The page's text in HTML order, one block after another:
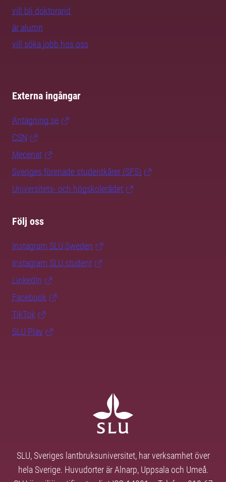
vill bli doktorand
är alumn
vill söka jobb hos oss
Externa ingångar
Antagning.se
CSN
Mecenat
Sveriges förenade studentkårer (SFS)
Universitets- och högskolerådet
Följ oss
Instagram SLU.Sweden
Instagram SLU.student
LinkedIn
Facebook
TikTok
SLU Play
SLU, Sveriges lantbruksuniversitet, har verksamhet över
hela Sverige. Huvudorter är Alnarp, Uppsala och Umeå.